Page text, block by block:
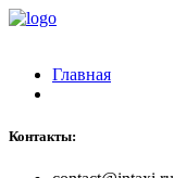
Главная
Контакты: